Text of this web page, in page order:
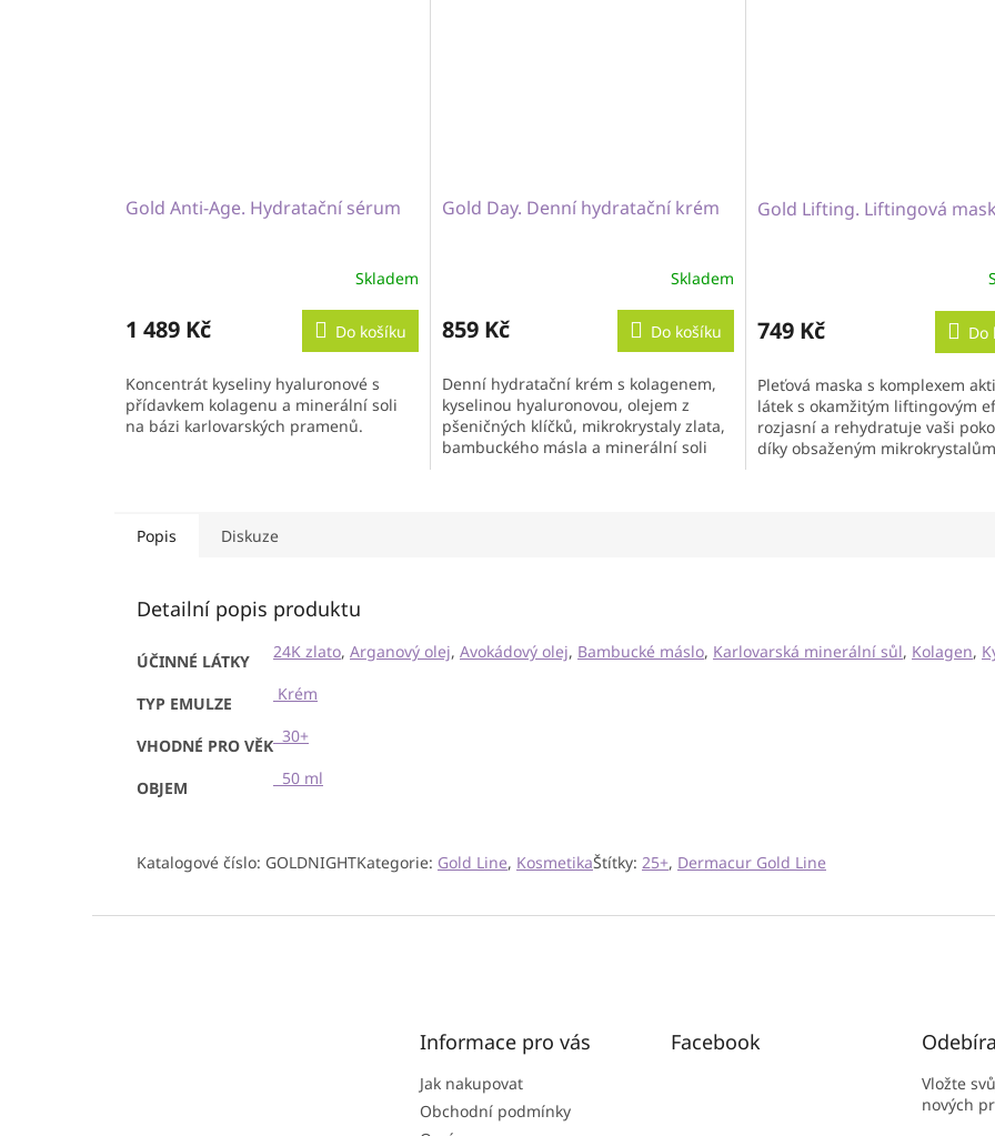
Gold Anti-Age. Hydratační sérum
Skladem
1 489 Kč Do košíku
Koncentrát kyseliny hyaluronové s
přídavkem kolagenu a minerální soli
na bázi karlovarských pramenů.
Gold Day. Denní hydratační krém
Skladem
859 Kč Do košíku
Denní hydratační krém s kolagenem,
kyselinou hyaluronovou, olejem z
pšeničných klíčků, mikrokrystaly zlata,
bambuckého másla a minerální soli
Gold Lifting. Liftingová
749 Kč Do
Pleťová maska s komplexem
látek s okamžitým liftingovým
rozjasní a rehydratuje vaši
díky obsaženým
Popis Diskuze
Detailní popis produktu
ÚČINNÉ LÁTKY 24K zlato, Arganový olej, Avokádový olej, Bambucké máslo, Karlovarská minerální sůl, Kolagen,
TYP EMULZE Krém
VHODNÉ PRO VĚK 30+
OBJEM 50 ml
Katalogové číslo: GOLDNIGHTKategorie: Gold Line, KosmetikaŠtítky: 25+, Dermacur Gold Line
Informace pro vás
Jak nakupovat
Obchodní podmínky
Facebook
Vložte
nových